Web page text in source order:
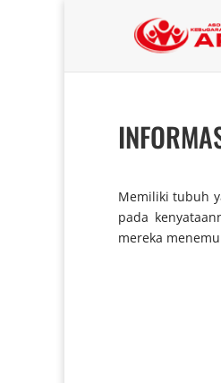
Memiliki tubuh
pada
mereka